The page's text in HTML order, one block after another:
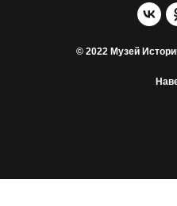
© 2022 Музей